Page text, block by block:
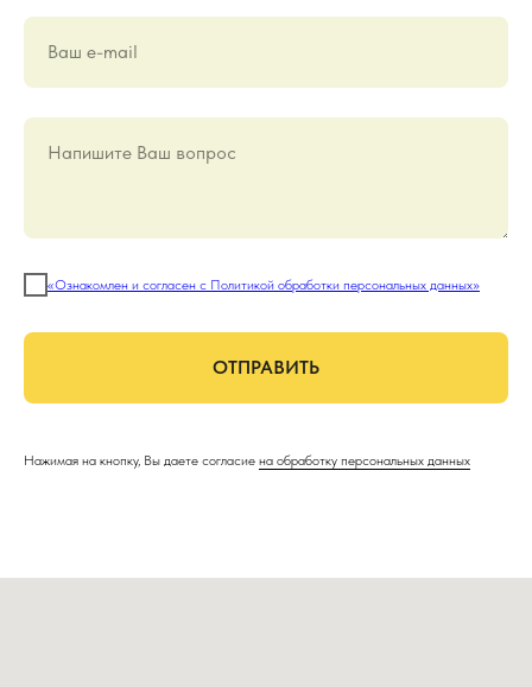
Ваш е-mail
Напишите Ваш вопрос
«Ознакомлен и согласен с Политикой обработки персональных данных»
ОТПРАВИТЬ
Нажимая на кнопку, Вы даете согласие на обработку персональных данных